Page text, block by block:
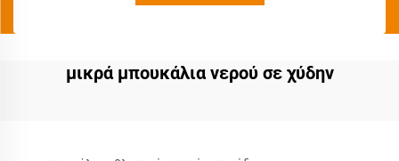
μικρά μπουκάλια νερού σε χύδην